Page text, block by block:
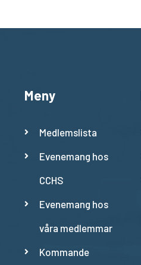
Meny
Medlemslista
Evenemang hos
CCHS
Evenemang hos
våra medlemmar
Kommande